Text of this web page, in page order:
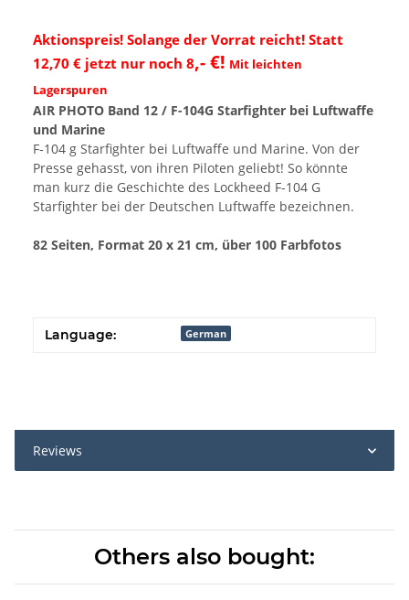
Aktionspreis! Solange der Vorrat reicht! Statt
12,70 € jetzt nur noch 8,- €! Mit leichten
Lagerspuren
AIR PHOTO Band 12 / F-104G Starfighter bei Luftwaffe
und Marine
F-104 g Starfighter bei Luftwaffe und Marine. Von der
Presse gehasst, von ihren Piloten geliebt! So könnte
man kurz die Geschichte des Lockheed F-104 G
Starfighter bei der Deutschen Luftwaffe bezeichnen.
82 Seiten, Format 20 x 21 cm, über 100 Farbfotos
Language: German
Reviews
Others also bought: